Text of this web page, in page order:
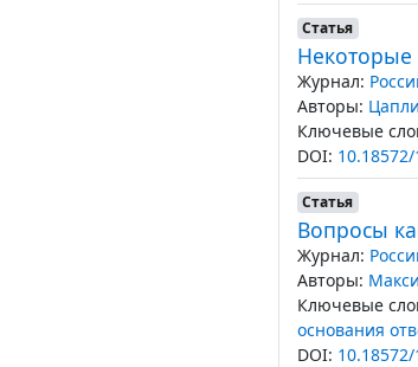
Статья
Некоторые
Журнал:
Авторы:
Ключевые
DOI:
Статья
Вопросы
Журнал:
Авторы:
Ключевые
основания
DOI: